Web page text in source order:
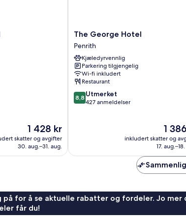
Prisen
er
1 428 kr
1 428 kr
skatter og avgifter
30. aug.–31. aug.
The
George
Hotel
Penrith
The George Hotel
Penrith
Kjæledyrvennlig
Parkering tilgjengelig
Wi-fi inkludert
Restaurant
8.8
av
8,8 Utmerket
427 anmeldelser
Prisen
er
1 386 kr
1
inkludert skatter og
17.
på for å se aktuelle rabatter og fordeler. Jo mer
får du!